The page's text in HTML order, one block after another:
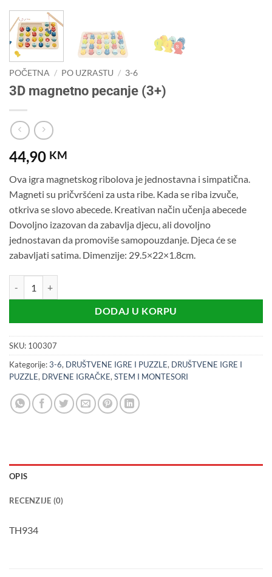
POČETNA / PO UZRASTU / 3-6
3D magnetno pecanje (3+)
44,90 KM
Ova igra magnetskog ribolova je jednostavna i simpatična.
Magneti su pričvršćeni za usta ribe. Kada se riba izvuče,
otkriva se slovo abecede. Kreativan način učenja abecede
Dovoljno izazovan da zabavlja djecu, ali dovoljno
jednostavan da promoviše samopouzdanje. Djeca će se
zabavljati satima. Dimenzije: 29.5×22×1.8cm.
DODAJ U KORPU
SKU: 100307
Kategorije:3-6, DRUŠTVENE IGRE I PUZZLE, DRUŠTVENE IGRE I
PUZZLE, DRVENE IGRAČKE, STEM I MONTESORI
OPIS
RECENZIJE (0)
TH934